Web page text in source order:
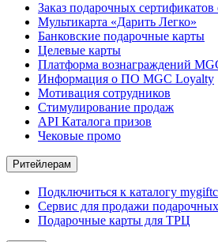
Заказ подарочных
Мультикарта «Дарить Легко»
Банковские подарочные карты
Целевые карты
Платформа вознаграждений
Информация о ПО MGC Loyalty
Мотивация сотрудников
Стимулирование продаж
API Каталога призов
Чековые промо
Ритейлерам
Подключиться к каталогу
Сервис для продажи
Подарочные карты для ТРЦ